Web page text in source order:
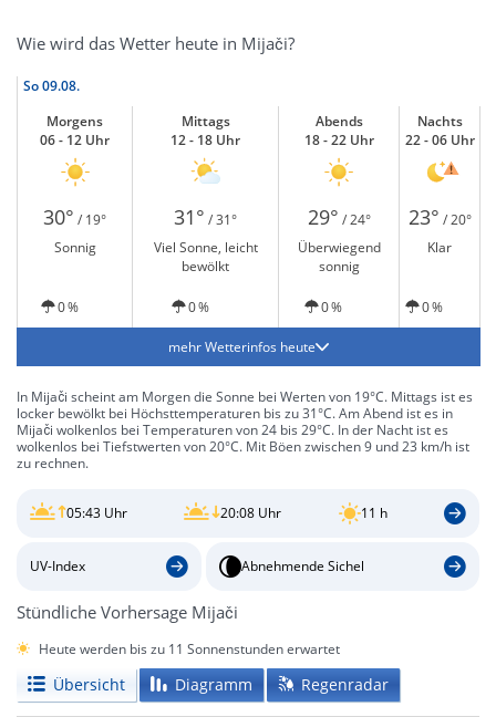
Wie wird das Wetter heute in Mijači?
So09.08.
Morgens
06 - 12 Uhr
Mittags
12 - 18 Uhr
Abends
18 - 22 Uhr
Nachts
22 - 06 Uhr
30° / 19° 31° / 31° 29° / 24° 23° / 20°
Sonnig
Viel Sonne, leicht
bewölkt
Überwiegend
sonnig
Klar
0 % 0 % 0 % 0 %
mehr Wetterinfos heute
In Mijači scheint am Morgen die Sonne bei Werten von 19°C. Mittags ist es
locker bewölkt bei Höchsttemperaturen bis zu 31°C. Am Abend ist es in
Mijači wolkenlos bei Temperaturen von 24 bis 29°C. In der Nacht ist es
wolkenlos bei Tiefstwerten von 20°C. Mit Böen zwischen 9 und 23 km/h ist
zu rechnen.
05:43 Uhr 20:08 Uhr 11 h
UV-Index Abnehmende Sichel
Stündliche Vorhersage Mijači
Heute werden bis zu 11 Sonnenstunden erwartet
Übersicht Diagramm Regenradar